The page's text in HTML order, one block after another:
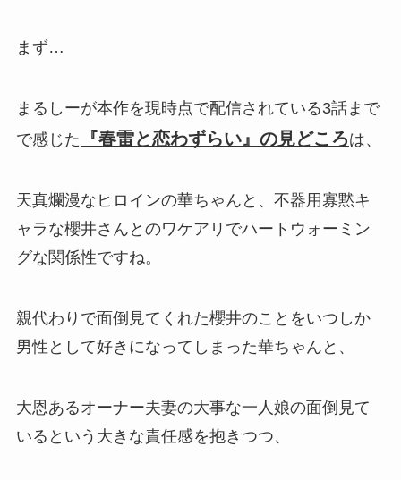
まず…
まるしーが本作を現時点で配信されている3話まで
で感じた
『春雷と恋わずらい』の見どころは、
天真爛漫なヒロインの華ちゃんと、不器用寡黙キ
ャラな櫻井さんとのワケアリでハートウォーミン
グな関係性ですね。
親代わりで面倒見てくれた櫻井のことをいつしか
男性として好きになってしまった華ちゃんと、
大恩あるオーナー夫妻の大事な一人娘の面倒見て
いるという大きな責任感を抱きつつ、